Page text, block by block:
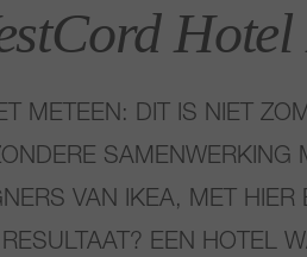
METEEN: DIT IS NIET
VAN IKEA, MET
EEN HOTEL